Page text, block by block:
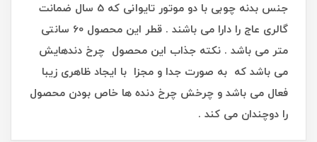
جنس بدنه چوبی با دو موتور تایوانی که 5 سال ضمانت
گالری عاج را دارا می باشند . قطر این محصول 60 سانتی
متر می باشد . نکته جذاب این محصول چرخ دندهایش
می باشد که به صورت جدا و مجزا با ایجاد ظاهری زیبا
فعال می باشد و چرخش چرخ دنده ها خاص بودن محصول
را دوچندان می کند .